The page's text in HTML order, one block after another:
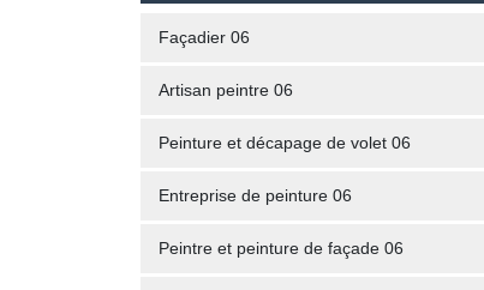
Façadier 06
Artisan peintre 06
Peinture et décapage de volet 06
Entreprise de peinture 06
Peintre et peinture de façade 06